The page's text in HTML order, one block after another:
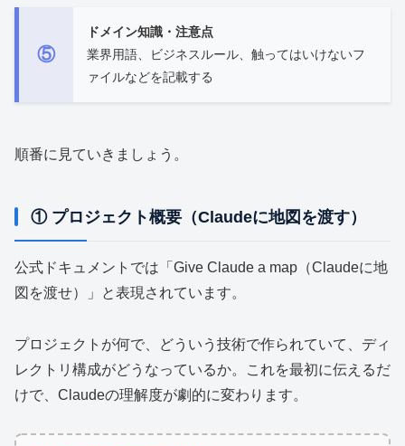
⑤
ドメイン知識・注意点
業界用語、ビジネスルール、触ってはいけないフ
ァイルなどを記載する
順番に見ていきましょう。
① プロジェクト概要（Claudeに地図を渡す）
公式ドキュメントでは「Give Claude a map（Claudeに地
図を渡せ）」と表現されています。
プロジェクトが何で、どういう技術で作られていて、ディ
レクトリ構成がどうなっているか。これを最初に伝えるだ
けで、Claudeの理解度が劇的に変わります。